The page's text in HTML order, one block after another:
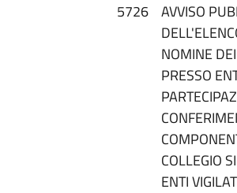
5726 AVVISO
NOMINE
PRESSO
COLLEGIO
ENTI